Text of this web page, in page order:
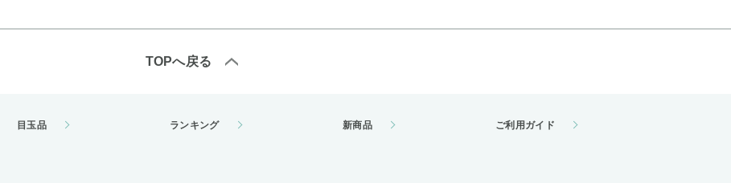
TOPへ戻る
目玉品 ランキング 新商品 ご利用ガイド